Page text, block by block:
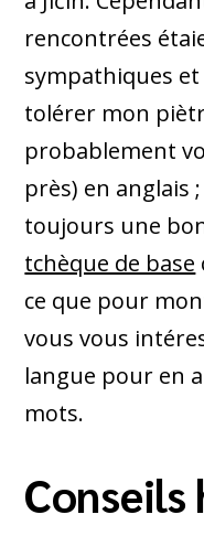
rencontrées
sympathiques
tolérer mon
probablement
près) en anglais
toujours une
tchèque de base
ce que pour
vous vous
langue pour en
mots.
Conseils